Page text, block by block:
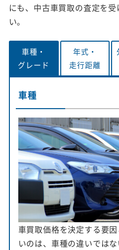
にも、中古車買取の査定を
い。
車種・
グレード
年式・
走行距離
車種
車買取価格を決定する要
いのは、車種の違いでは